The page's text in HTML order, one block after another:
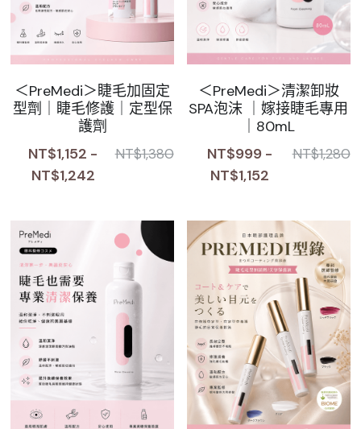
＜PreMedi＞睫毛加固定
型劑｜睫毛修護｜定型保
護劑
NT$1,152 -
NT$1,242
NT$1,380
＜PreMedi＞清潔卸妝
SPA泡沫 ｜嫁接睫毛專用
｜80mL
NT$999 -
NT$1,152
NT$1,280